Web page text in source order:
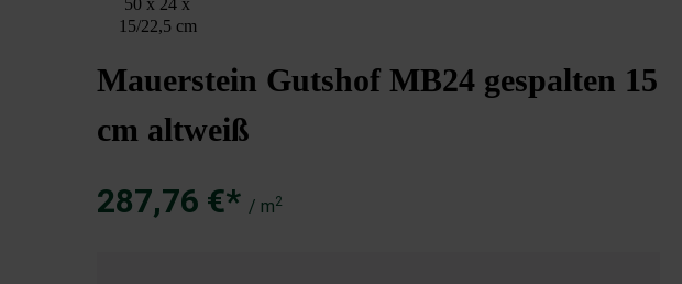
50 x 24 x
15/22,5 cm
Mauerstein Gutshof MB24 gespalten 15
cm altweiß
287,76 €* / m2